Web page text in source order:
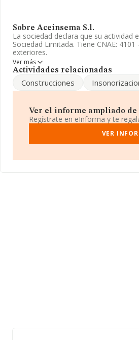
Sobre Aceinsema S.l.
La sociedad declara que su actividad
Sociedad Limitada. Tiene CNAE:
exteriores.
La empresa españolaAceinsema S.L
Con los datos a disposición de
facturación de ventas entre todas las
información de la provincia de
cuyas ventas en 1993 han
información relativa a las
La media de empleados es de 2.
Ver más
Actividades relacionadas
Construcciones
Ver el informe ampliado de
Regístrate en eInforma y te
VER